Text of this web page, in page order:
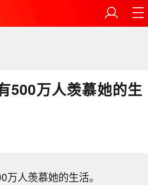
500万人羡慕她的生
人羡慕她的生活。